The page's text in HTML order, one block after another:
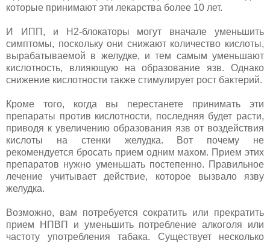
которые принимают эти лекарства более 10 лет.
И ИПП, и H2-блокаторы могут вначале уменьшить
симптомы, поскольку они снижают количество кислоты,
вырабатываемой в желудке, и тем самым уменьшают
кислотность, влияющую на образование язв. Однако
снижение кислотности также стимулирует рост бактерий.
Кроме того, когда вы перестанете принимать эти
препараты против кислотности, последняя будет расти,
приводя к увеличению образования язв от воздействия
кислоты на стенки желудка. Вот почему не
рекомендуется бросать прием одним махом. Прием этих
препаратов нужно уменьшать постепенно. Правильное
лечение учитывает действие, которое вызвало язву
желудка.
Возможно, вам потребуется сократить или прекратить
прием НПВП и уменьшить потребление алкоголя или
частоту употребления табака. Существует несколько